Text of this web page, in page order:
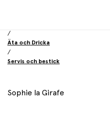
/
Äta och Dricka
/
Servis och bestick
Sophie la Girafe